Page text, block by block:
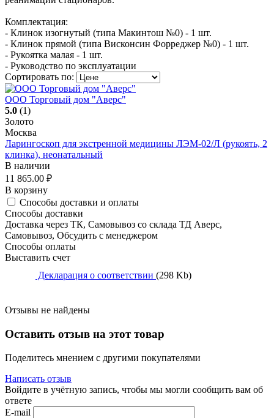
Комплектация:
- Клинок изогнутый (типа Макинтош №0) - 1 шт.
- Клинок прямой (типа Висконсин Форреджер №0) - 1 шт.
- Рукоятка малая - 1 шт.
- Руководство по эксплуатации
Сортировать по:
ООО Торговый дом "Аверс"
5.0 (1)
Золото
Москва
Ларингоскоп для экстренной медицины ЛЭМ-02/Л (рукоять, 2
клинка), неонатальный
В наличии
11 865.00 ₽
В корзину
Способы доставки и оплаты
Способы доставки
Доставка через ТК, Самовывоз со склада ТД Аверс,
Самовывоз, Обсудить с менеджером
Способы оплаты
Выставить счет
Декларация о соответствии (298 Kb)
Отзывы не найдены
Оставить отзыв на этот товар
Поделитесь мнением с другими покупателями
Написать отзыв
Войдите в учётную запись, чтобы мы могли сообщить вам об
ответе
E-mail